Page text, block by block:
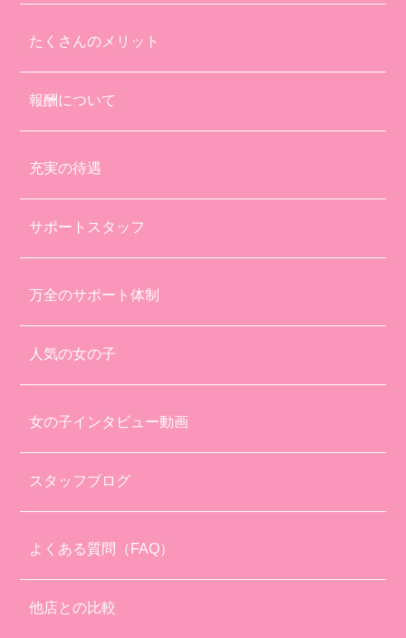
たくさんのメリット
報酬について
充実の待遇
サポートスタッフ
万全のサポート体制
人気の女の子
女の子インタビュー動画
スタッフブログ
よくある質問（FAQ）
他店との比較